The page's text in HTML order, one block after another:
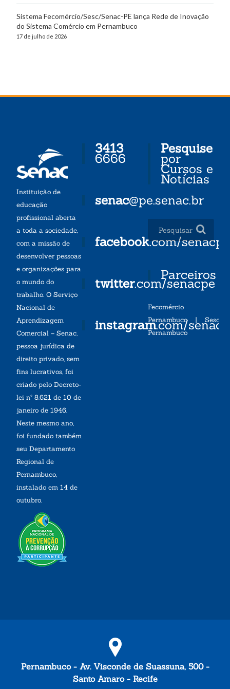
Sistema Fecomércio/Sesc/Senac-PE lança Rede de Inovação
do Sistema Comércio em Pernambuco
17 de julho de 2026
Instituição de
educação
profissional aberta
a toda a sociedade,
com a missão de
desenvolver pessoas
e organizações para
o mundo do
trabalho. O Serviço
Nacional de
Aprendizagem
Comercial – Senac,
pessoa jurídica de
direito privado, sem
fins lucrativos, foi
criado pelo Decreto-
lei nº 8.621 de 10 de
janeiro de 1946.
Neste mesmo ano,
foi fundado também
seu Departamento
Regional de
Pernambuco,
instalado em 14 de
outubro.
3413
6666
senac@pe.senac.br
facebook.com/senacpe
twitter.com/senacpe
instagram.com/
Pesquise
por
Cursos e
Notícias
Parceiros
Fecomércio
Pernambuco| Sesc
Pernambuco
Pernambuco - Av. Visconde de Suassuna, 500 -
Santo Amaro - Recife